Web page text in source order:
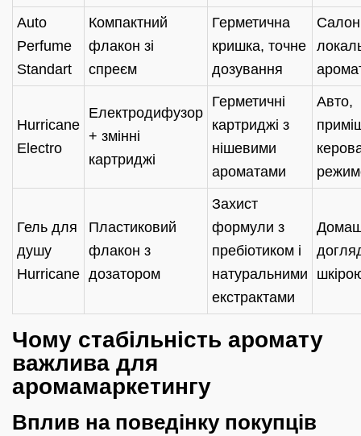
Auto
Perfume
Standart
Компактний
флакон зі
спреєм
Герметична
кришка, точне
дозування
Hurricane
Electro
Електродифузор
+ змінні
картриджі
Герметичні
картриджі з
нішевими
ароматами
Авто,
Гель для
душу
Hurricane
Пластиковий
флакон з
дозатором
Захист
формули з
пребіотиком і
натуральними
екстрактами
Чому стабільність аромату
важлива для
аромамаркетингу
Вплив на поведінку покупців